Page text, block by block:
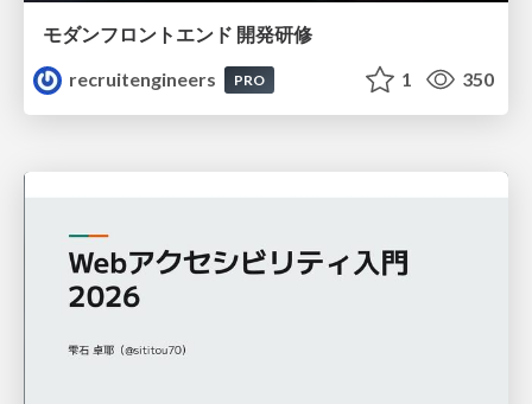
モダンフロントエンド 開発研修
recruitengineers
PRO 1 350